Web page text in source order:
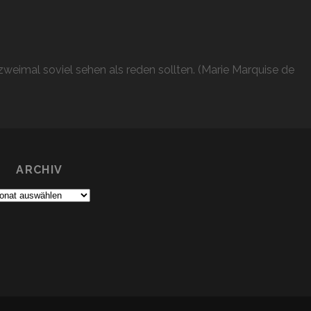
soviel sehen als reden sollten. (Marie Marquise de
ARCHIV